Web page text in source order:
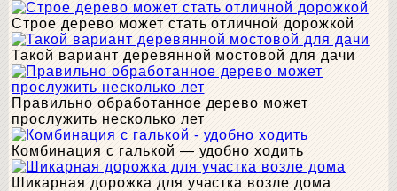
Строе дерево может стать отличной дорожкой
Такой вариант деревянной мостовой для дачи
Правильно обработанное дерево может
прослужить несколько лет
Комбинация с галькой — удобно ходить
Шикарная дорожка для участка возле дома